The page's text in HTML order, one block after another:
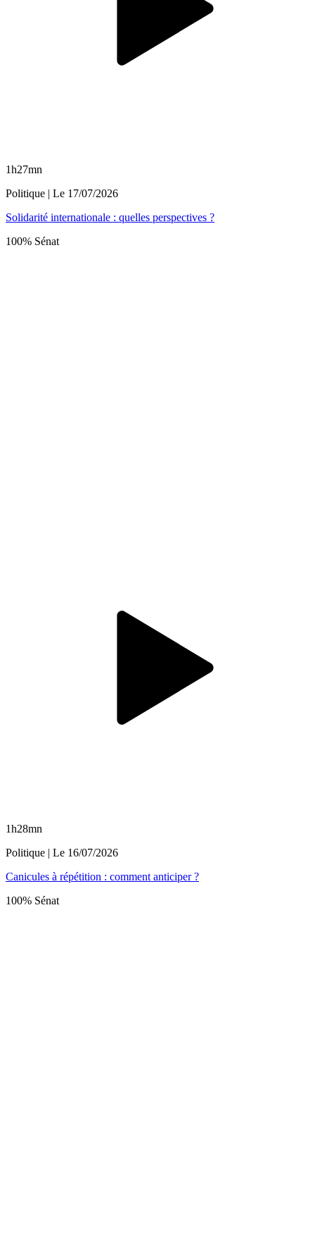
1h27mn
Politique | Le 17/07/2026
Solidarité internationale : quelles perspectives ?
100% Sénat
1h28mn
Politique | Le 16/07/2026
Canicules à répétition : comment anticiper ?
100% Sénat